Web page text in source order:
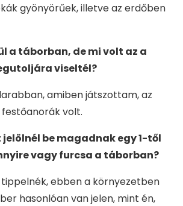
gyönyörűek, illetve az erdőben
a táborban, de mi volt az a
viseltél?
amiben játszottam, az
volt.
be magadnak egy 1-től
vagy furcsa a táborban?
ebben a környezetben
hasonlóan van jelen, mint én,